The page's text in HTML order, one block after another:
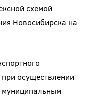
схемой
Новосибирска на
осуществлении
муниципальным